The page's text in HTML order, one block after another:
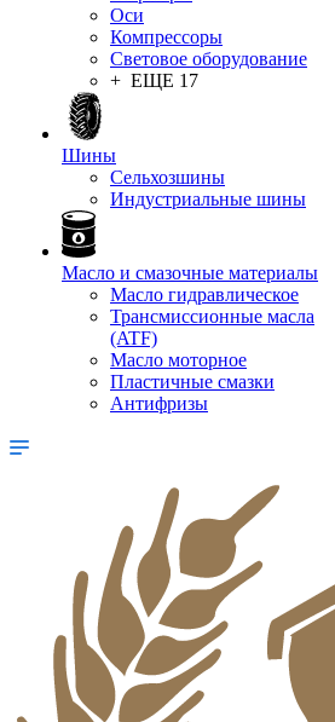
Оси
Компрессоры
Световое оборудование
+ ЕЩЕ 17
Шины
Сельхозшины
Индустриальные шины
Масло и смазочные материалы
Масло гидравлическое
Трансмиссионные масла
(ATF)
Масло моторное
Пластичные смазки
Антифризы